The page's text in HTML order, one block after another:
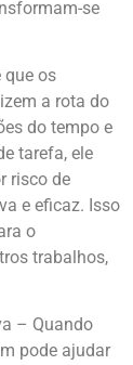
se
que os
a rota do
do tempo e
tarefa, ele
risco de
e eficaz. Isso
o
trabalhos,
– Quando
pode ajudar